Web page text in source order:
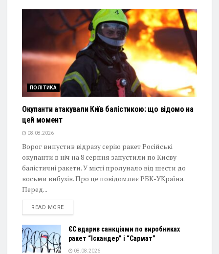
ПОЛІТИКА
Окупанти атакували Київ балістикою: що відомо на
цей момент
08.08.2026
Ворог випустив відразу серію ракет Російські
окупанти в ніч на 8 серпня запустили по Києву
балістичні ракети. У місті пролунало від шести до
восьми вибухів. Про це повідомляє РБК-УКраїна.
Перед...
READ MOREDETAILS
ЄС вдарив санкціями по виробниках
ракет “Іскандер” і “Сармат”
08.08.2026